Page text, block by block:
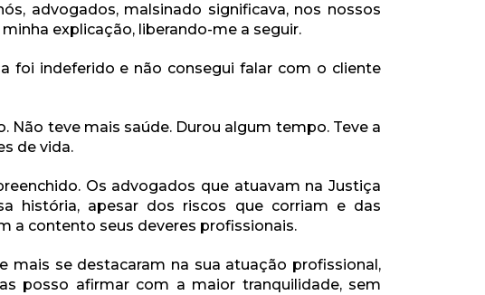
advogados, malsinado significava, nos nossos
explicação, liberando-me a seguir.
foi indeferido e não consegui falar com o cliente
Não teve mais saúde. Durou algum tempo. Teve a
de vida.
Os advogados que atuavam na Justiça
história, apesar dos riscos que corriam e das
a contento seus deveres profissionais.
mais se destacaram na sua atuação profissional,
posso afirmar com a maior tranquilidade, sem